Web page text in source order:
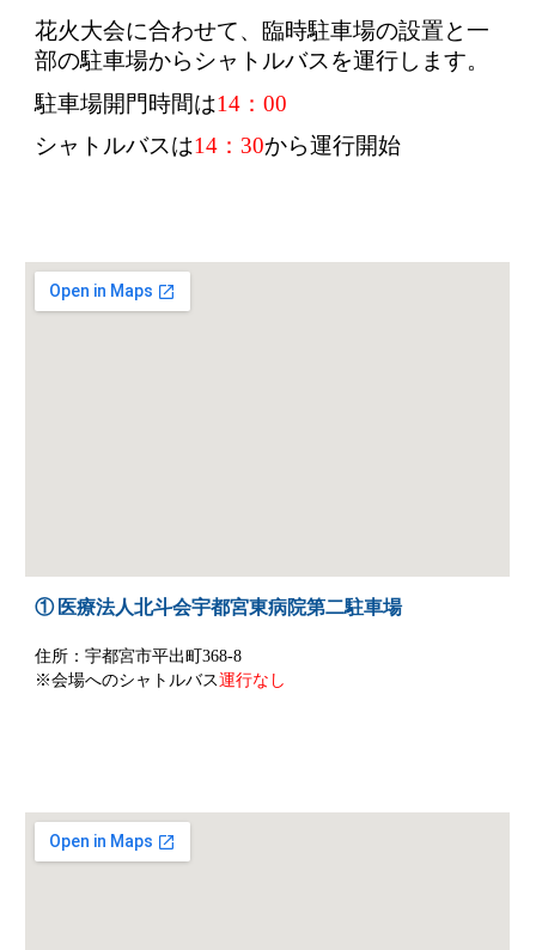
花火大会に合わせて、臨時駐車場の設置と一
部の駐車場からシャトルバスを運行します。
駐車場開門時間は14：00
シャトルバスは14：30から運行開始
① 医療法人北斗会宇都宮東病院第二駐車場
住所：宇都宮市平出町368-8
※会場へのシャトルバス運行なし